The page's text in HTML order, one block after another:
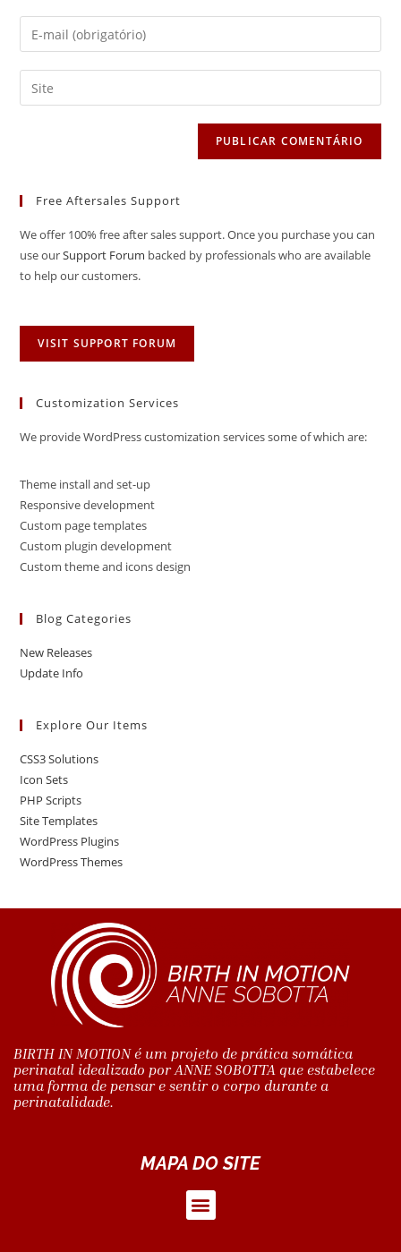
Free Aftersales Support
We offer 100% free after sales support. Once you purchase you can
use ourSupport Forum backed by professionals who are available
to help our customers.
VISIT SUPPORT FORUM
Customization Services
We provide WordPress customization services some of which are:
Theme install and set-up
Responsive development
Custom page templates
Custom plugin development
Custom theme and icons design
Blog Categories
New Releases
Update Info
Explore Our Items
CSS3 Solutions
Icon Sets
PHP Scripts
Site Templates
WordPress Plugins
WordPress Themes
BIRTH IN MOTION é um projeto de prática somática
perinatal idealizado por ANNE SOBOTTA que estabelece
uma forma de pensar e sentir o corpo durante a
perinatalidade.
MAPA DO SITE